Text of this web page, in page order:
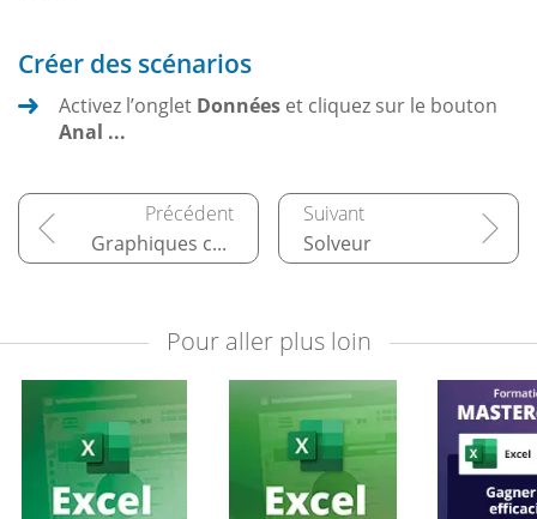
Créer des scénarios
Activez l’onglet Données et cliquez sur le bouton
Anal ...
Graphiques croisés dynamiques Solveur
Pour aller plus loin